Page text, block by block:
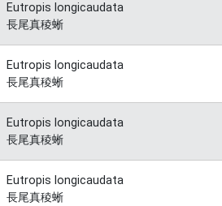
Eutropis longicaudata
長尾真稜蜥
Eutropis longicaudata
長尾真稜蜥
Eutropis longicaudata
長尾真稜蜥
Eutropis longicaudata
長尾真稜蜥